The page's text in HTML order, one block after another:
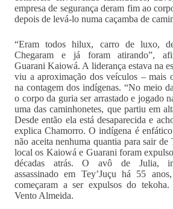
empresa de segurança deram fim ao
depois de levá-lo numa caçamba de
“Eram todos hilux, carro de luxo,
Chegaram e já foram atirando”,
Guarani Kaiowá. A liderança estava na
viu a aproximação dos veículos – mais
na contagem dos indígenas. “No meio
o corpo da guria ser arrastado e jogado
uma das caminhonetes, que partiu em
Desde então ela está desaparecida e
explica Chamorro. O indígena é
não aceita nenhuma quantia para sair de
local os Kaiowá e Guarani foram
décadas atrás. O avô de Julia,
assassinado em Tey’Juçu há 55
começaram a ser expulsos do tekoha.
Vento Almeida.